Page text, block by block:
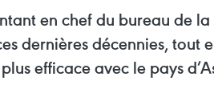
en chef du bureau de
dernières décennies,
efficace avec le pays